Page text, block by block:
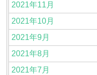
2021年11月
2021年10月
2021年9月
2021年8月
2021年7月